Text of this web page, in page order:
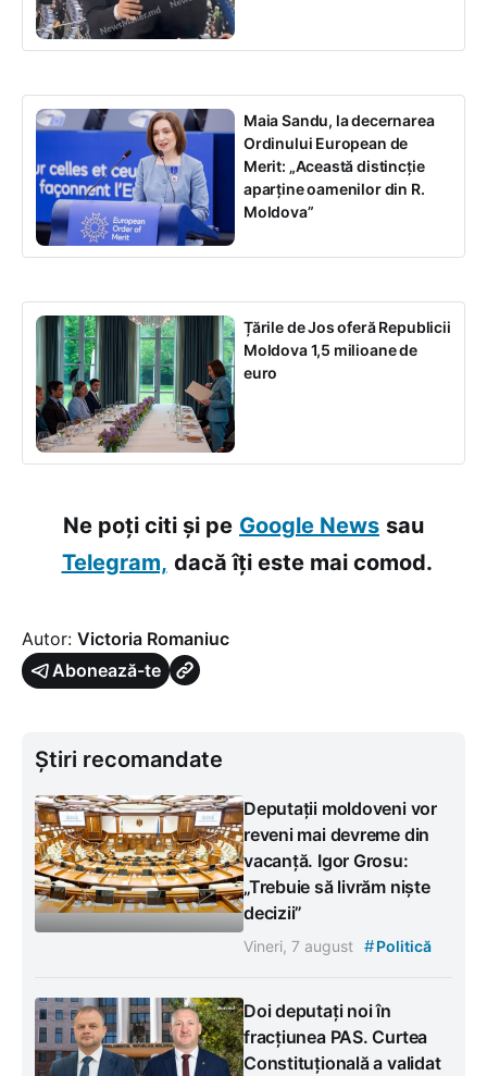
Maia Sandu, la decernarea
Ordinului European de
Merit: „Această distincție
aparține oamenilor din R.
Moldova”
Țările de Jos oferă Republicii
Moldova 1,5 milioane de
euro
Ne poți citi și pe Google News sau
Telegram, dacă îți este mai comod.
Autor: Victoria Romaniuc
Abonează-te
Știri recomandate
Deputații moldoveni vor
reveni mai devreme din
vacanță. Igor Grosu:
„Trebuie să livrăm niște
decizii”
Vineri, 7 august #Politică
Doi deputați noi în
fracțiunea PAS. Curtea
Constituțională a validat